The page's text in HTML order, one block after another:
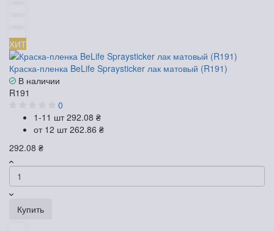
ХИТ
Краска-пленка BeLife Spraysticker лак матовый (R191)
В наличии
R191
0
1-11 шт292.08 ₴
от 12 шт262.86 ₴
292.08 ₴
Купить